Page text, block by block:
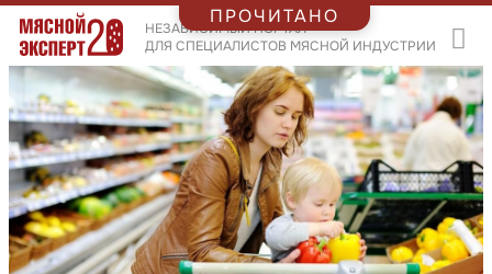
НЕЗАВИСИМЫЙ ПОРТАЛ
ДЛЯ СПЕЦИАЛИСТОВ МЯСНОЙ ИНДУСТРИИ
ПРОЧИТАНО